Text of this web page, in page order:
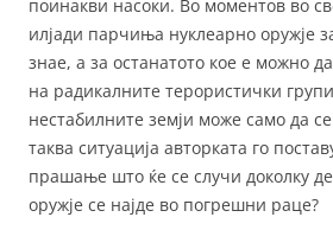
поинакви насоки. Во моментов во
илјади парчиња нуклеарно оружје
знае, а за останатото кое е можно
на радикалните терористички
нестабилните земји може само да
таква ситуација авторката го
прашање што ќе се случи доколку
оружје се најде во погрешни раце?